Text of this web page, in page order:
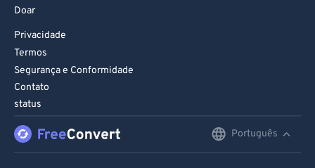
Doar
Privacidade
Termos
Segurança e Conformidade
Contato
status
Português